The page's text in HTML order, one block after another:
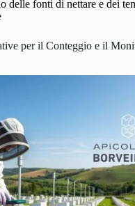
delle fonti di nettare e dei
per il Conteggio e il